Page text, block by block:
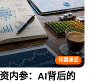
知識產品
内参：AI背后的